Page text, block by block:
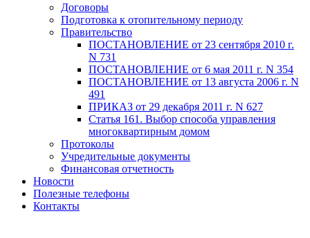
Договоры
Подготовка к отопительному периоду
Правительство
ПОСТАНОВЛЕНИЕ от 23 сентября 2010 г.
N 731
ПОСТАНОВЛЕНИЕ от 6 мая 2011 г. N 354
ПОСТАНОВЛЕНИЕ от 13 августа 2006 г. N
491
ПРИКАЗ от 29 декабря 2011 г. N 627
Статья 161. Выбор способа управления
многоквартирным домом
Протоколы
Учредительные документы
Финансовая отчетность
Новости
Полезные телефоны
Контакты